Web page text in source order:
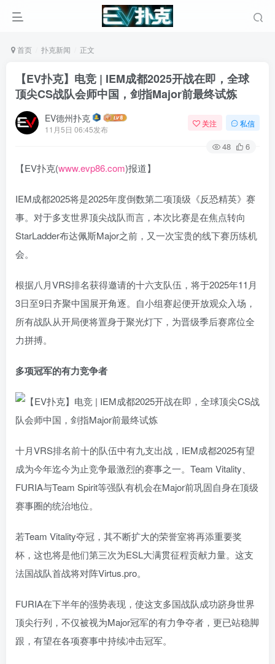
首页 扑克新闻 正文
【EV扑克】电竞 | IEM成都2025开战在即，全球
顶尖CS战队会师中国，剑指Major前最终试炼
EV德州扑克
11月5日 06:45发布
关注 私信
48 6
【EV扑克(www.evp86.com)报道】
IEM成都2025将是2025年度倒数第二项顶级《反恐精英》赛
事。对于多支世界顶尖战队而言，本次比赛是在焦点转向
StarLadder布达佩斯Major之前，又一次宝贵的线下赛历练机
会。
根据八月VRS排名获得邀请的十六支队伍，将于2025年11月
3日至9日齐聚中国展开角逐。自小组赛起便开放观众入场，
所有战队从开局便将置身于聚光灯下，为晋级季后赛席位全
力拼搏。
多项冠军的有力竞争者
十月VRS排名前十的队伍中有九支出战，IEM成都2025有望
成为今年迄今为止竞争最激烈的赛事之一。Team Vitality、
FURIA与Team Spirit等强队有机会在Major前巩固自身在顶级
赛事圈的统治地位。
若Team Vitality夺冠，其不断扩大的荣誉室将再添重要奖
杯，这也将是他们第三次为ESL大满贯征程贡献力量。这支
法国战队首战将对阵Virtus.pro。
FURIA在下半年的强势表现，使这支多国战队成功跻身世界
顶尖行列，不仅被视为Major冠军的有力争夺者，更已站稳脚
跟，有望在各项赛事中持续冲击冠军。